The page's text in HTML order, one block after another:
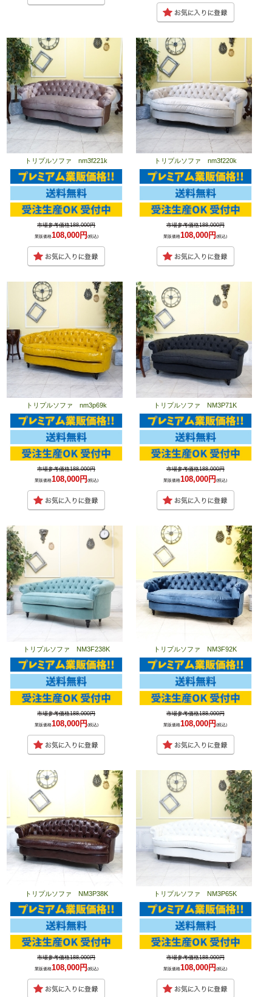
トリプルソファ nm3f221k
市場参考価格188,000円
業販価格108,000円 (税込)
トリプルソファ nm3f220k
市場参考価格188,000円
業販価格108,000円(税込)
トリプルソファ nm3p69k
市場参考価格188,000円
業販価格108,000円 (税込)
トリプルソファ NM3P71K
市場参考価格188,000円
業販価格108,000円(税込)
トリプルソファ NM3F238K
市場参考価格188,000円
業販価格108,000円 (税込)
トリプルソファ NM3F92K
市場参考価格188,000円
業販価格108,000円(税込)
トリプルソファ NM3P38K
市場参考価格188,000円
業販価格108,000円 (税込)
トリプルソファ NM3P65K
市場参考価格188,000円
業販価格108,000円(税込)